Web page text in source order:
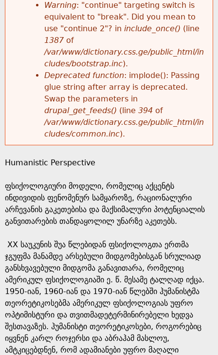
g
e
Warning: "continue" targeting switch is
equivalent to "break". Did you mean to
use "continue 2"? in include_once() (line
1387 of
/var/www/dictionary.css.ge/public_html/in
cludes/bootstrap.inc).
Deprecated function: implode(): Passing
glue string after array is deprecated.
Swap the parameters in
drupal_get_feeds() (line 394 of
/var/www/dictionary.css.ge/public_html/in
cludes/common.inc).
Humanistic Perspective
ფსიქოლოგიური მოდელი, რომელიც აქცენტს
ინდივიდის ფენომენურ სამყაროზე, რაციონალური
არჩევანის გაკეთებისა და მაქსიმალური პოტენციალის
განვითარების თანდაყოლილ უნარზე აკეთებს.
XX საუკუნის შუა წლებიდან ფსიქოლოგთა ერთმა
ჯგუფმა მანამდე არსებული მიდგომებისგან სრულიად
განსხვავებული მიდგომა განავითარა, რომელიც
ამერიკულ ფსიქოლოგიაში ე. წ. მესამე ტალღად იქცა.
1950-იან, 1960-იან და 1970-იან წლებში ჰუმანისტმა
თეორეტიკოსებმა ამერიკულ ფსიქოლოგიას უფრო
ოპტიმისტური და თვითმადეტერმინირებელი ხედვა
შესთავაზეს. ჰუმანისტი თეორეტიკოსები, როგორებიც
იყვნენ კარლ როჯერსი და აბრაჰამ მასლოუ,
ამტკიცებდნენ, რომ ადამიანები უფრო მაღალი